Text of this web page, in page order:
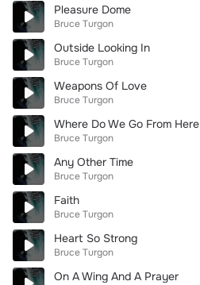
Pleasure Dome
Bruce Turgon
Outside Looking In
Bruce Turgon
Weapons Of Love
Bruce Turgon
Where Do We Go From Here
Bruce Turgon
Any Other Time
Bruce Turgon
Faith
Bruce Turgon
Heart So Strong
Bruce Turgon
On A Wing And A Prayer